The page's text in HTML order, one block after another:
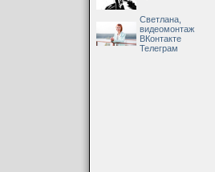
Светлана,
видеомонтаж
ВКонтакте
Телеграм